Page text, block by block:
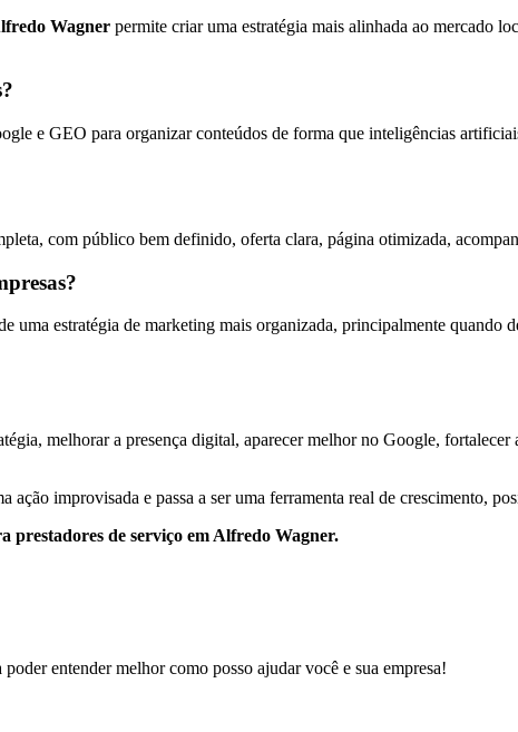
Wagner permite criar uma estratégia mais alinhada ao mercado
e GEO para organizar conteúdos de forma que inteligências
com público bem definido, oferta clara, página otimizada,
uma estratégia de marketing mais organizada, principalmente
melhorar a presença digital, aparecer melhor no Google,
improvisada e passa a ser uma ferramenta real de crescimento,
prestadores de serviço em Alfredo Wagner.
entender melhor como posso ajudar você e sua empresa!